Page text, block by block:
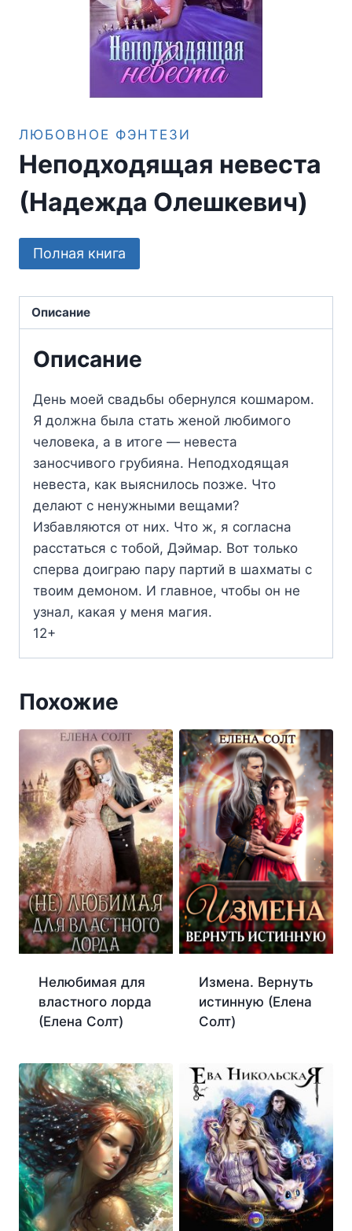
ЛЮБОВНОЕ ФЭНТЕЗИ
Неподходящая невеста
(Надежда Олешкевич)
Полная книга
Описание
Описание
День моей свадьбы обернулся кошмаром.
Я должна была стать женой любимого
человека, а в итоге — невеста
заносчивого грубияна. Неподходящая
невеста, как выяснилось позже. Что
делают с ненужными вещами?
Избавляются от них. Что ж, я согласна
расстаться с тобой, Дэймар. Вот только
сперва доиграю пару партий в шахматы с
твоим демоном. И главное, чтобы он не
узнал, какая у меня магия.
12+
Похожие
Нелюбимая для
властного лорда
(Елена Солт)
Измена. Вернуть
истинную (Елена
Солт)